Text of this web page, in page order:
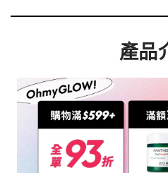
產品